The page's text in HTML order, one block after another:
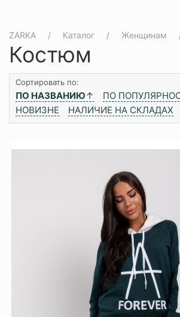
ZARKA Каталог Женщинам
Костюм
Сортировать по:
ПО НАЗВАНИЮ↑ ПО
НОВИЗНЕ
НАЛИЧИЕ НА СКЛАДАХ